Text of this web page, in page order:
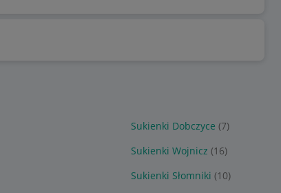
Sukienki Dobczyce (7)
Sukienki Wojnicz (16)
Sukienki Słomniki (10)